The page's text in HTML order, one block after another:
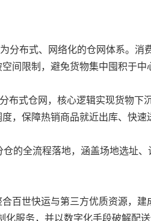
布式、网络化的仓网体系。消
间限制，避免货物集中囤积于中
式仓网，核心逻辑实现货物
，保障热销商品就近出库、快速
的全流程落地，涵盖场地选址
百世快运与第三方优质资源，
服务，并以数字化手段破解配